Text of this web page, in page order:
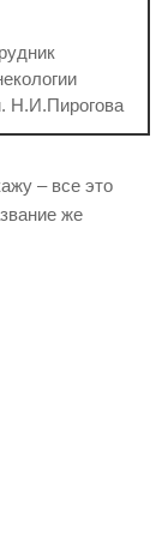
Н.И.Пирогова
– все это
же